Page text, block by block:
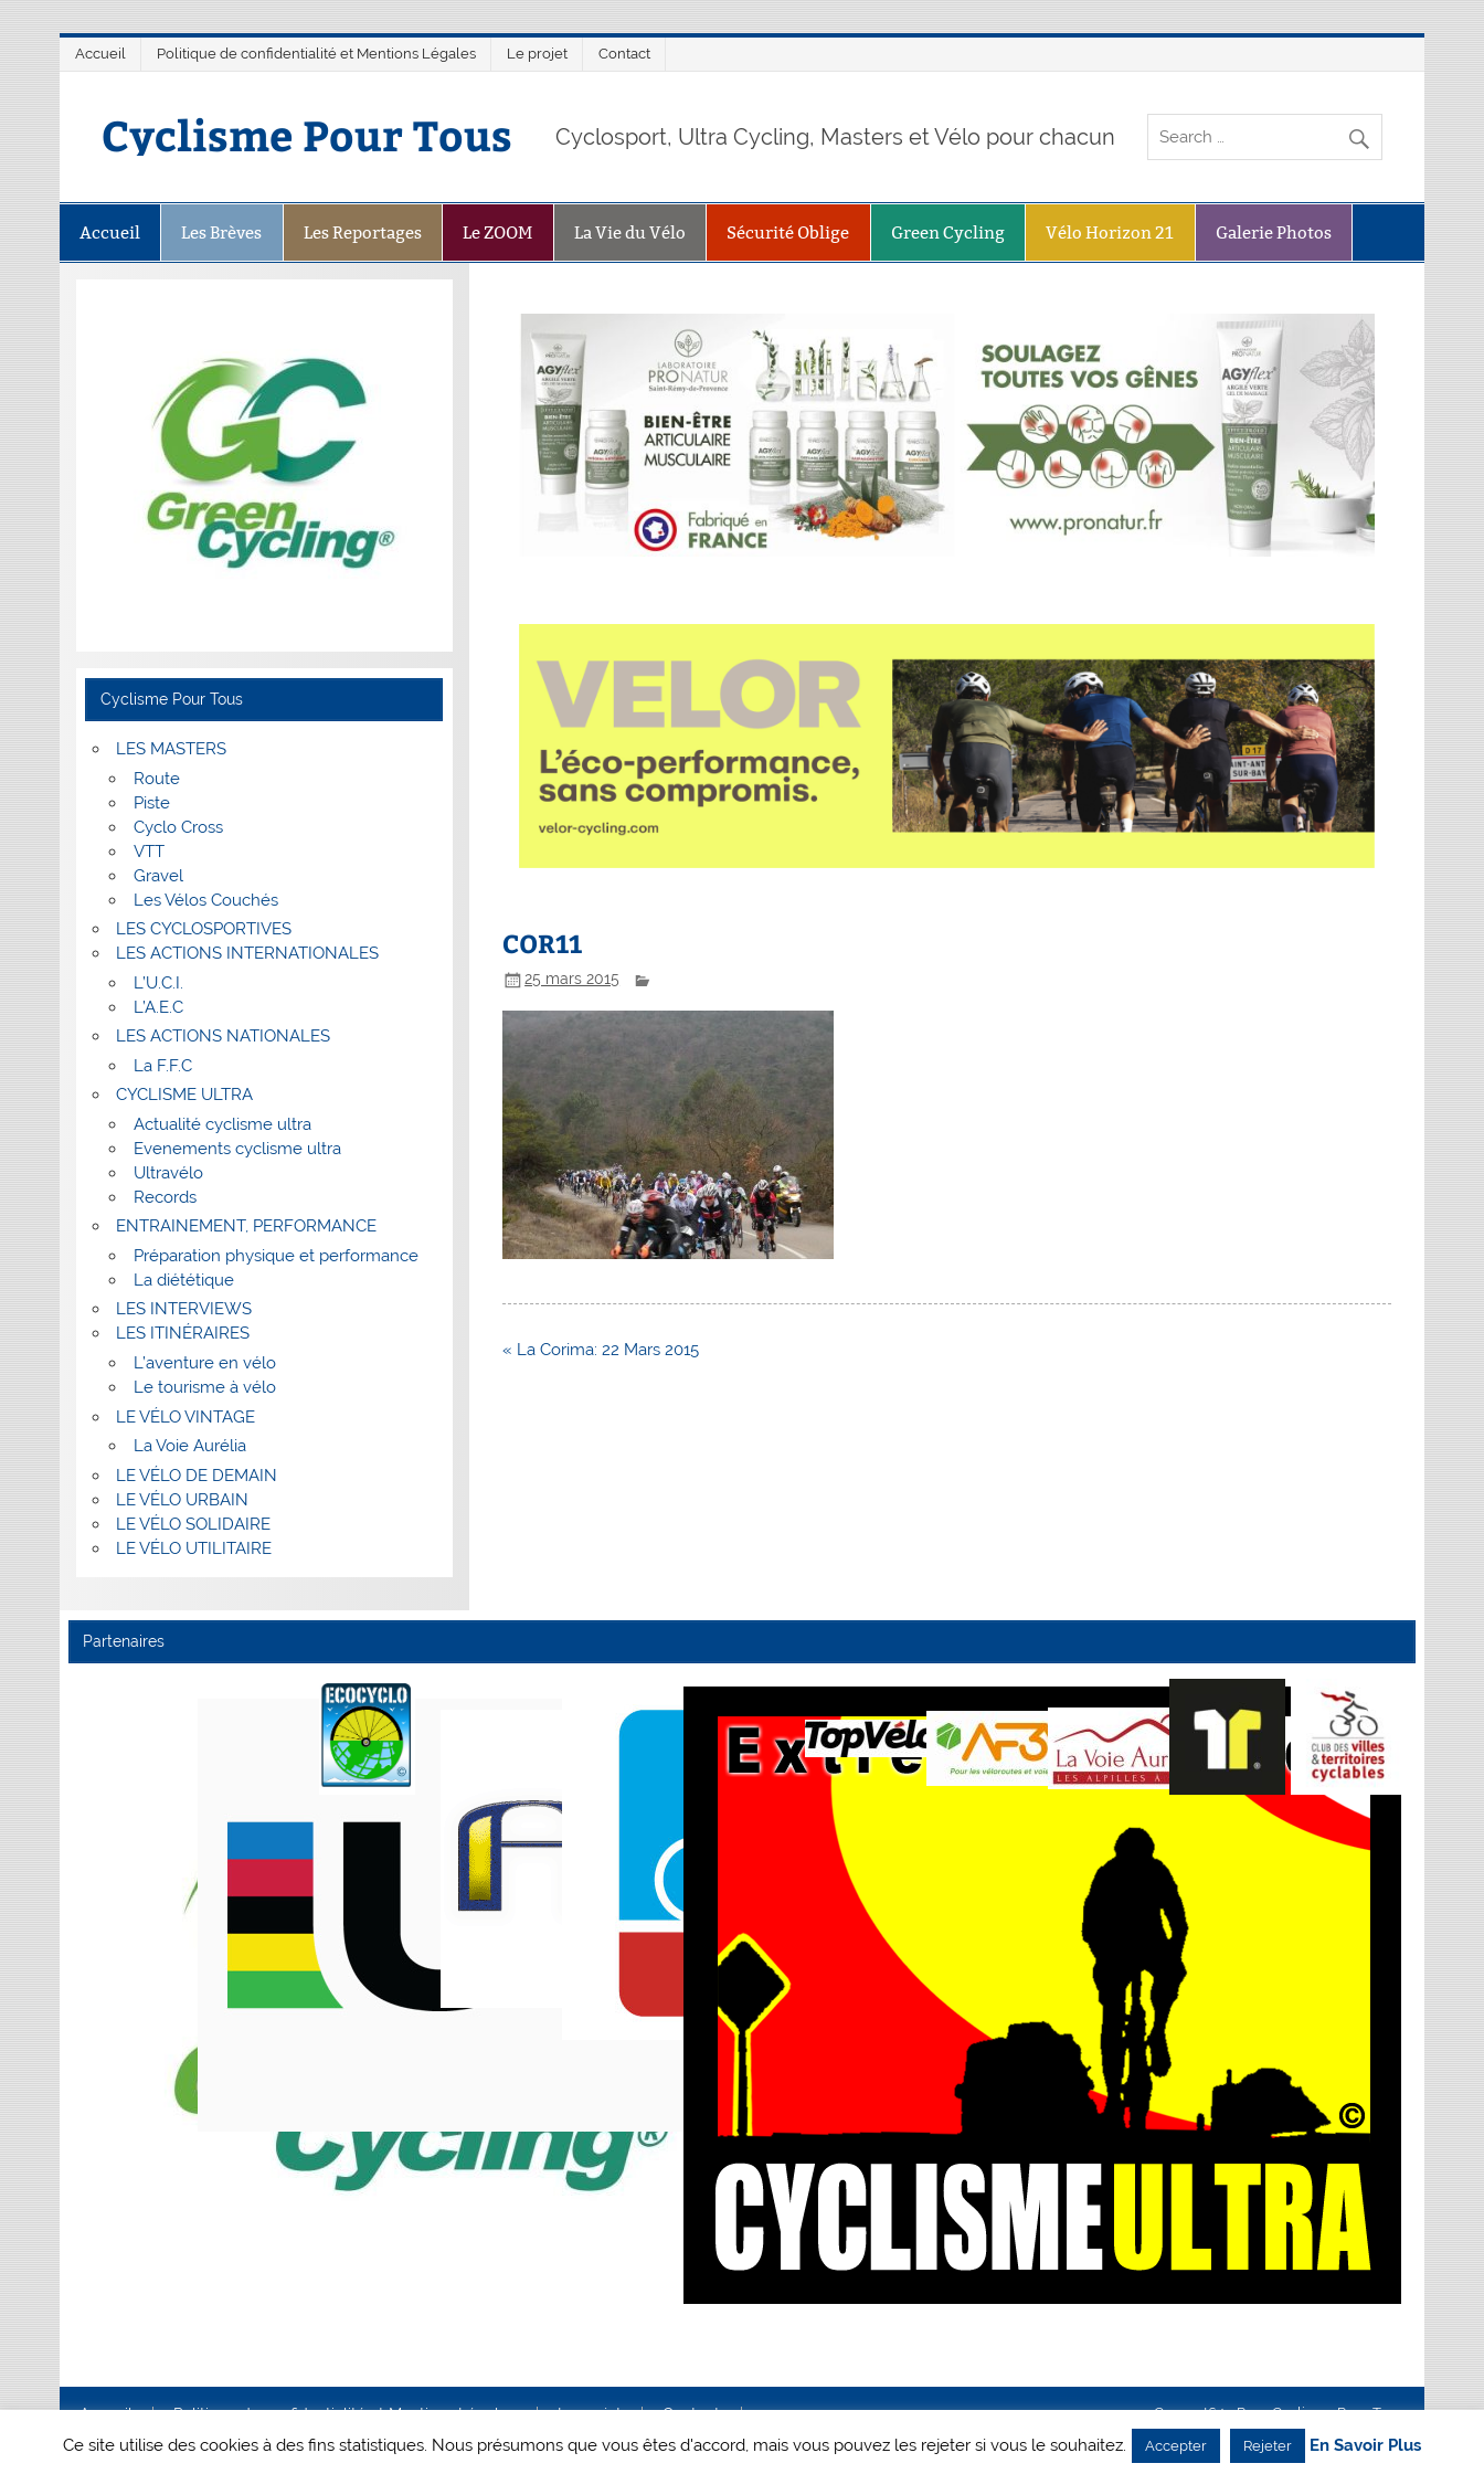
Accueil Politique de confidentialité et Mentions Légales Le projet Contact
Cyclisme Pour Tous Cyclosport, Ultra Cycling, Masters et Vélo pour chacun
Accueil Les Brèves Les Reportages Le ZOOM La Vie du Vélo Sécurité Oblige Green Cycling Vélo Horizon 21 Galerie Photos
COR11
25 mars 2015
Navigation
« La Corima: 22 Mars 2015
Cyclisme Pour Tous
LES MASTERS
Route
Piste
Cyclo Cross
VTT
Gravel
Les Vélos Couchés
LES CYCLOSPORTIVES
LES ACTIONS INTERNATIONALES
L’U.C.I.
L’A.E.C
LES ACTIONS NATIONALES
La F.F.C
CYCLISME ULTRA
Actualité cyclisme ultra
Evenements cyclisme ultra
Ultravélo
Records
ENTRAINEMENT, PERFORMANCE
Préparation physique et performance
La diététique
LES INTERVIEWS
LES ITINÉRAIRES
L’aventure en vélo
Le tourisme à vélo
LE VÉLO VINTAGE
La Voie Aurélia
LE VÉLO DE DEMAIN
LE VÉLO URBAIN
LE VÉLO SOLIDAIRE
LE VÉLO UTILITAIRE
Partenaires
Accueil Politique de confidentialité et Mentions Légales Le projet Contact Creanet64- Pour Cyclisme Pour Tous
Ce site utilise des cookies à des fins statistiques. Nous présumons que vous êtes d'accord, mais vous pouvez les rejeter si vous le souhaitez. Accepter Rejeter En Savoir Plus